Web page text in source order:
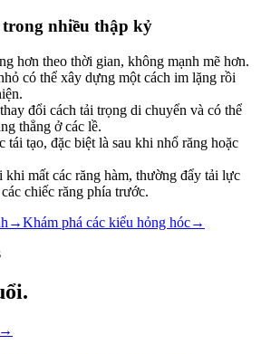
nhiều thập kỷ
hơn theo thời gian, không mạnh mẽ hơn.
có thể xây dựng một cách im lặng rồi
đổi cách tải trọng di chuyển và có thể
thẳng ở các lề.
tái tạo, đặc biệt là sau khi nhổ răng hoặc
mất các răng hàm, thường đẩy tải lực
chiếc răng phía trước.
→Khám phá các kiểu hỏng hóc→
.